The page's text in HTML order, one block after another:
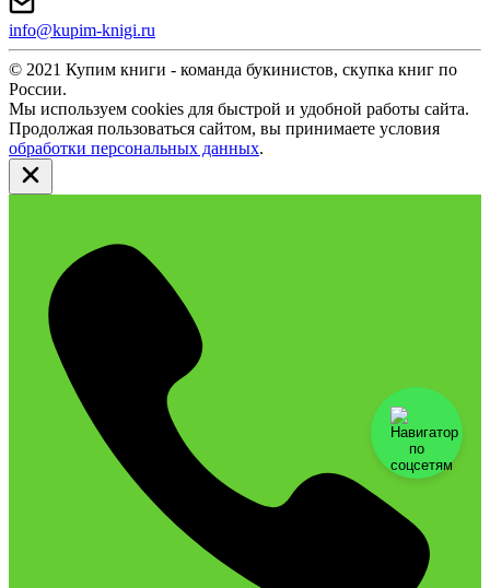
info@kupim-knigi.ru
© 2021 Купим книги - команда букинистов, скупка книг по
России.
Мы используем cookies для быстрой и удобной работы сайта.
Продолжая пользоваться сайтом, вы принимаете условия
обработки персональных данных.